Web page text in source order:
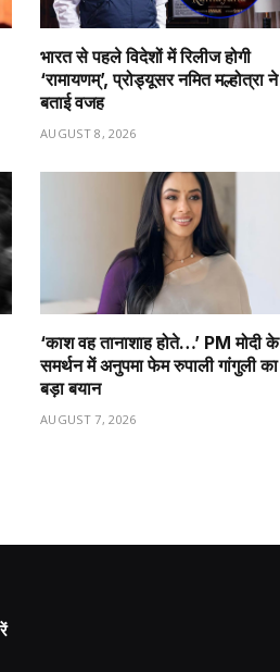
भारत से पहले विदेशों में रिलीज होगी
‘रामायणम्’, प्रोड्यूसर नमित मल्होत्रा ने
बताई वजह
AUGUST 8, 2026
‘काश वह तानाशाह होते…’ PM मोदी के
समर्थन में अनुपमा फेम रुपाली गांगुली का
बड़ा बयान
AUGUST 7, 2026